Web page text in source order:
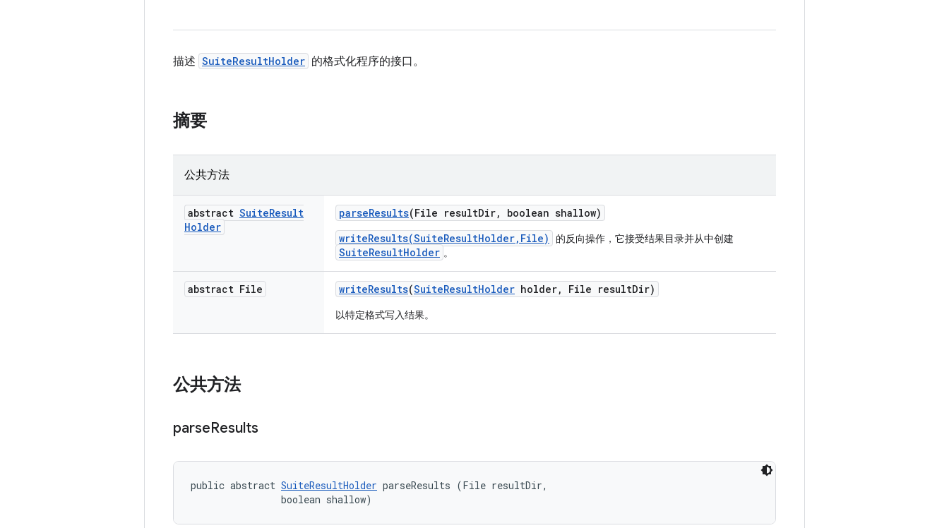
描述 SuiteResultHolder 的格式化程序的接口。
摘要
公共方法
abstract SuiteResult
Holder
parseResults(File resultDir,
boolean shallow)
writeResults(SuiteResultHolder,File)
的反向操作，它接受结果目录并从中创建
SuiteResultHolder 。
abstract File writeResults(SuiteResultHolder holder, File resultDir)
以特定格式写入结果。
公共方法
parseResults
public abstract SuiteResultHolder parseResults (File resultDir,
                boolean shallow)